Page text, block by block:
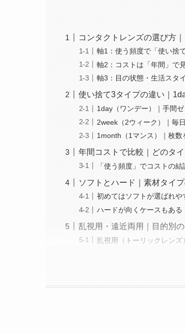
コンタクトレンズの選び方
軸1：使う頻度で「使い捨
軸2：コストは「年間」で
軸3：目の状態・生活スタ
使い捨て3タイプの違い｜
1day（ワンデー）｜手間
2week（2ウィーク）｜毎
1month（1マンス）｜枚数
年間コストで比較｜どのタ
「使う頻度」でコストの結
ソフトとハード｜素材タイ
初めてはソフトが選ばれや
ハードが向くケースもある
乱視用・遠近両用｜目的別
乱視用（トーリックレンズ）